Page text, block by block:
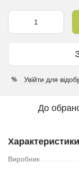
% Увійти для
До
Характеристики
Виробник